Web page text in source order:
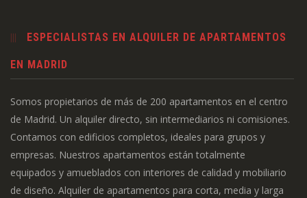
ESPECIALISTAS EN ALQUILER DE APARTAMENTOS
EN MADRID
Somos propietarios de más de 200 apartamentos en el centro
de Madrid. Un alquiler directo, sin intermediarios ni comisiones.
Contamos con edificios completos, ideales para grupos y
empresas. Nuestros apartamentos están totalmente
equipados y amueblados con interiores de calidad y mobiliario
de diseño. Alquiler de apartamentos para corta, media y larga